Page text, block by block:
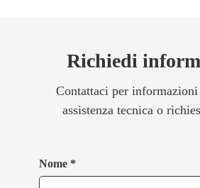
Richiedi
Contattaci per
assistenza tecnica o
Nome *